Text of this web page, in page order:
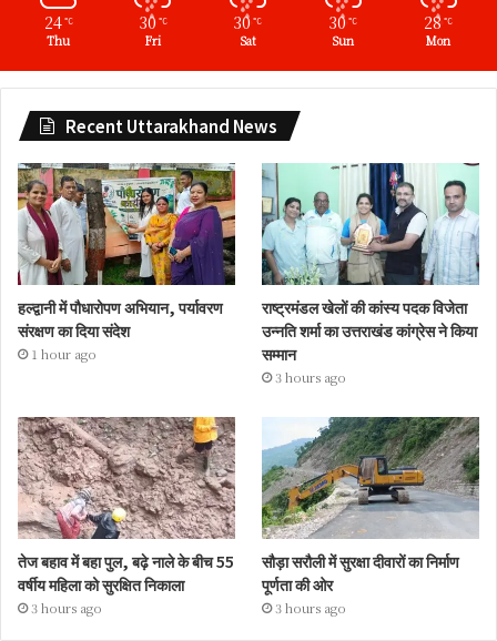
24 ℃
Thu
30 ℃
Fri
30 ℃
Sat
30 ℃
Sun
28 ℃
Mon
Recent Uttarakhand News
हल्द्वानी में पौधारोपण अभियान, पर्यावरण
संरक्षण का दिया संदेश
1 hour ago
राष्ट्रमंडल खेलों की कांस्य पदक विजेता
उन्नति शर्मा का उत्तराखंड कांग्रेस ने किया
सम्मान
3 hours ago
तेज बहाव में बहा पुल, बढ़े नाले के बीच 55
वर्षीय महिला को सुरक्षित निकाला
3 hours ago
सौड़ा सरौली में सुरक्षा दीवारों का निर्माण
पूर्णता की ओर
3 hours ago